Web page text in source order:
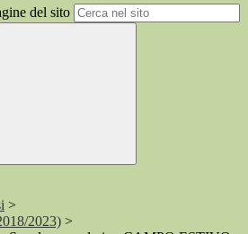
del sito
>
2023) >